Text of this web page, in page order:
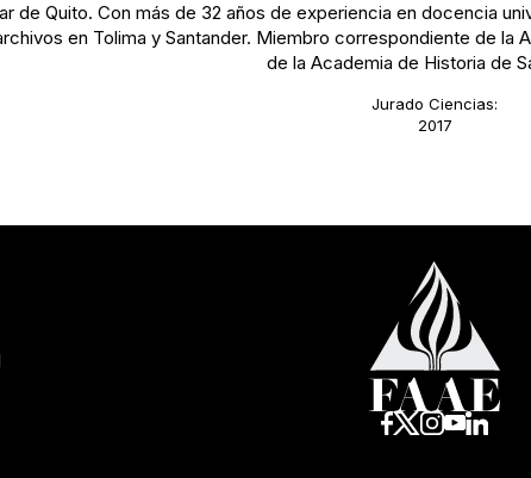
de Quito. Con más de 32 años de experiencia en docencia
en Tolima y Santander. Miembro correspondiente de la
de la Academia de Historia de
Jurado Ciencias:
2017